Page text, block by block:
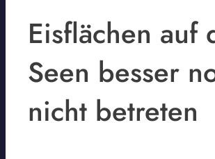
Eisflächen auf
Seen besser
nicht betreten